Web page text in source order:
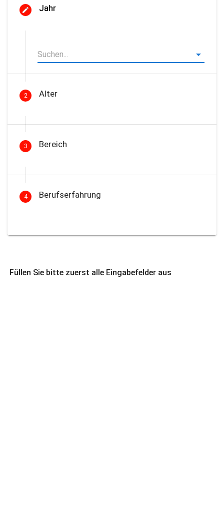
Jahr
2 Alter
3 Bereich
4 Berufserfahrung
Füllen Sie bitte zuerst alle Eingabefelder aus